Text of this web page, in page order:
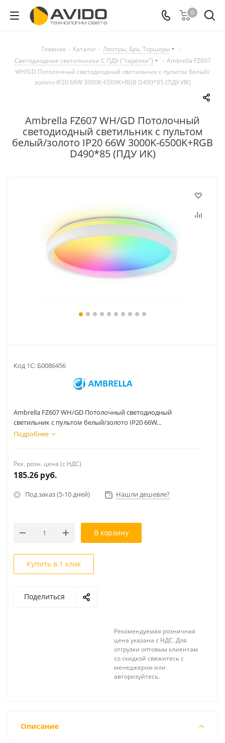
0
Главная - Каталог - Люстры, Бра, Торшеры
-
Светодиодные светильники С ПДУ ("тарелки")
- Ambrella FZ607
WH/GD Потолочный светодиодный светильник с пультом белый/
золото IP20 66W 3000K-6500K+RGB D490*85 (ПДУ ИК)
Ambrella FZ607 WH/GD Потолочный
светодиодный светильник с пультом
белый/золото IP20 66W 3000K-6500K+RGB
D490*85 (ПДУ ИК)
Код 1С: Б0086456
Ambrella FZ607 WH/GD Потолочный светодиодный
светильник с пультом белый/золото IP20 66W...
Подробнее
Рек. розн. цена (с НДС)
185.26 руб.
Под заказ (5-10 дней) Нашли дешевле?
В корзину
Купить в 1 клик
Поделиться
Рекомендуемая розничная
цена указана с НДС. Для
отгрузки оптовым клиентам
со скидкой свяжитесь с
менеджером или
авторизуйтесь.
Описание